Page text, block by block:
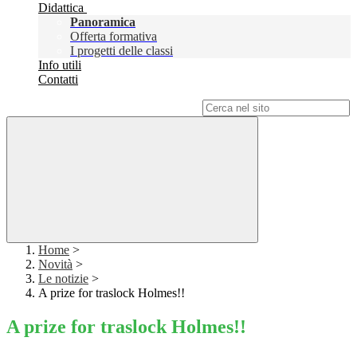
Didattica
Panoramica
Offerta formativa
I progetti delle classi
Info utili
Contatti
Home >
Novità >
Le notizie >
A prize for traslock Holmes!!
A prize for traslock Holmes!!